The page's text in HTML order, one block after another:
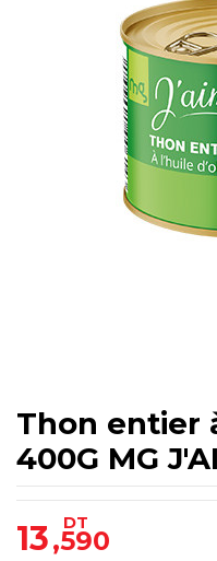
Thon entier
400G MG
13,590
DT